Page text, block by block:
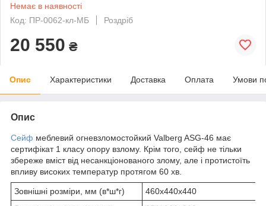
Немає в наявності
Код: ПР-0062-кл-МБ
Роздріб
20 550 ₴
Опис Характеристики Доставка Оплата Умови
Опис
Сейф меблевий огневзломостойкий Valberg ASG-46 має
сертифікат 1 класу опору взлому. Крім того, сейф не тільки
збереже вміст від несанкціонованого злому, але і протистоїть
впливу високих температур протягом 60 хв.
Зовнішні розміри, мм (в*ш*г)
460х440х440